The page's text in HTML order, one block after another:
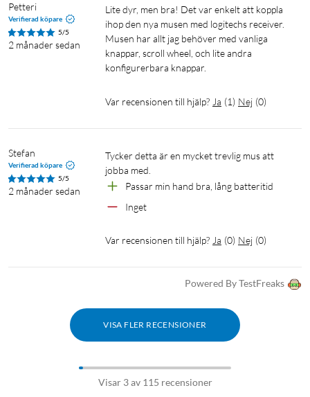
Petteri
Verifierad köpare
5/5
2 månader sedan
Lite dyr, men bra! Det var enkelt att koppla
ihop den nya musen med logitechs receiver.
Musen har allt jag behöver med vanliga
knappar, scroll wheel, och lite andra
konfigurerbara knappar.
Var recensionen till hjälp? Ja (1) Nej (0)
Stefan
Verifierad köpare
5/5
2 månader sedan
Tycker detta är en mycket trevlig mus att
jobba med.
Passar min hand bra, lång batteritid
Inget
Var recensionen till hjälp? Ja (0) Nej (0)
Powered By TestFreaks
VISA FLER RECENSIONER
Visar 3 av 115 recensioner